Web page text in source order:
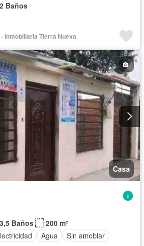
2 Baños
Inmobiliaria Tierra Nueva
Casa
3,5 Baños
200 m²
Agua Sin amoblar